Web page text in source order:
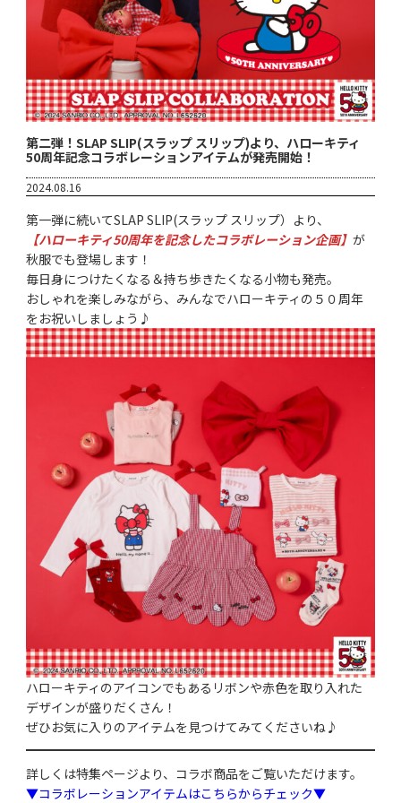
第二弾！SLAP SLIP(スラップ スリップ)より、ハローキティ
50周年記念コラボレーションアイテムが発売開始！
2024.08.16
第一弾に続いてSLAP SLIP(スラップ スリップ）より、
【ハローキティ50周年を記念したコラボレーション企画】が
秋服でも登場します！
毎日身につけたくなる＆持ち歩きたくなる小物も発売。
おしゃれを楽しみながら、みんなでハローキティの５０周年
をお祝いしましょう♪
ハローキティのアイコンでもあるリボンや赤色を取り入れた
デザインが盛りだくさん！
ぜひお気に入りのアイテムを見つけてみてくださいね♪
詳しくは特集ページより、コラボ商品をご覧いただけます。
▼コラボレーションアイテムはこちらからチェック▼